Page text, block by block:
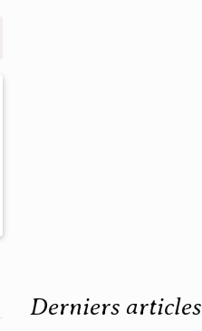
Derniers articles